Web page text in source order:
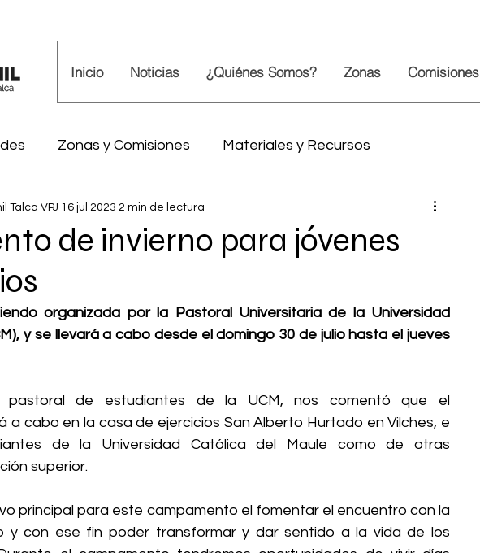
Inicio Noticias ¿Quiénes Somos? Zonas Comisiones
Zonas y Comisiones Materiales y Recursos
Eco-Misión Peregrinación Juvenil Vicaría
de invierno para jóvenes
Talca VPJ 16 jul 2023 2 min de lectura
organizada por la Pastoral Universitaria de la Universidad
y se llevará a cabo desde el domingo 30 de julio hasta el jueves
pastoral de estudiantes de la UCM, nos comentó que el
a cabo en la casa de ejercicios San Alberto Hurtado en Vilches, e
de la Universidad Católica del Maule como de otras
superior.
principal para este campamento el fomentar el encuentro con la
y con ese fin poder transformar y dar sentido a la vida de los